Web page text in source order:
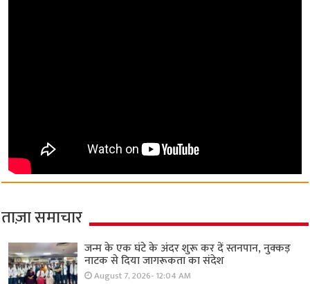
ताज़ा समाचार
जन्म के एक घंटे के अंदर शुरू कर दें स्तनपान, नुक्कड़
नाटक से दिया जागरूकता का संदेश
August 7, 2026- 12:04 AM